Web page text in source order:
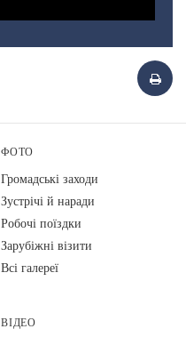
ФОТО
Громадські заходи
Зустрічі й наради
Робочі поїздки
Зарубіжні візити
Всі галереї
ВІДЕО